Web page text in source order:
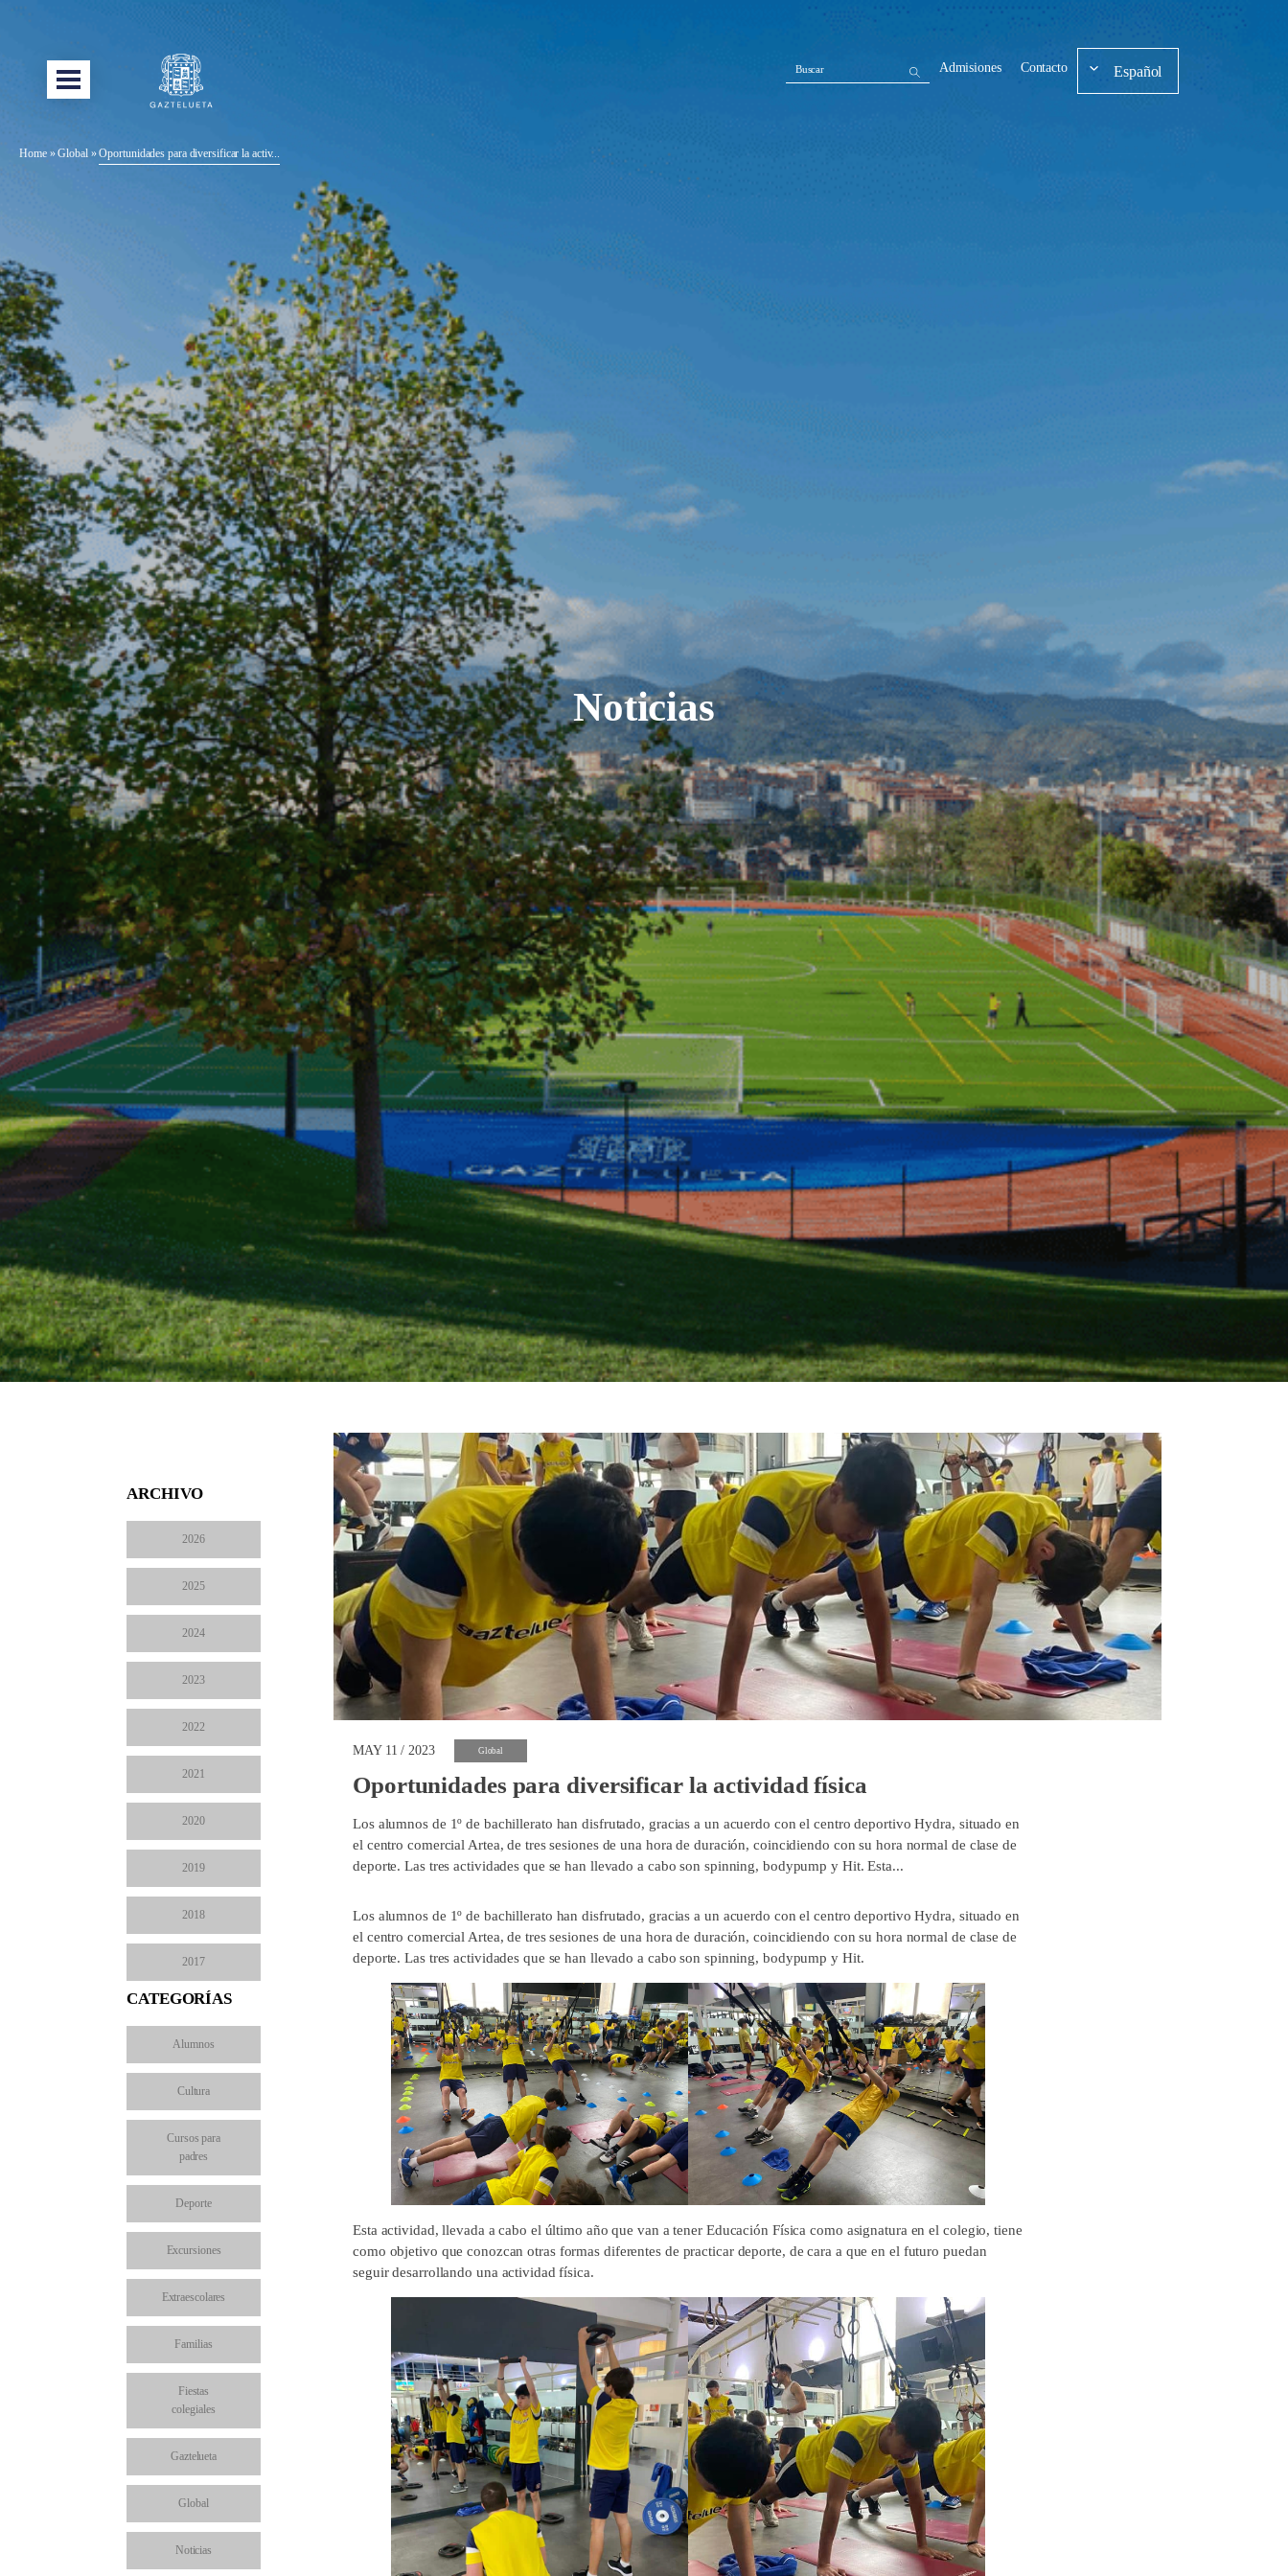
Home»Global»Oportunidades para diversificar la activ...
Buscar Admisiones Contacto Español
Noticias
ARCHIVO
2026
2025
2024
2023
2022
2021
2020
2019
2018
2017
CATEGORÍAS
Alumnos
Cultura
Cursos para
padres
Deporte
Excursiones
Extraescolares
Familias
Fiestas
colegiales
Gaztelueta
Global
Noticias
MAY 11 / 2023 Global
Oportunidades para diversificar la actividad física
Los alumnos de 1º de bachillerato han disfrutado, gracias a un acuerdo con el centro deportivo Hydra, situado en
el centro comercial Artea, de tres sesiones de una hora de duración, coincidiendo con su hora normal de clase de
deporte. Las tres actividades que se han llevado a cabo son spinning, bodypump y Hit. Esta...
Los alumnos de 1º de bachillerato han disfrutado, gracias a un acuerdo con el centro deportivo Hydra, situado en
el centro comercial Artea, de tres sesiones de una hora de duración, coincidiendo con su hora normal de clase de
deporte. Las tres actividades que se han llevado a cabo son spinning, bodypump y Hit.
Esta actividad, llevada a cabo el último año que van a tener Educación Física como asignatura en el colegio, tiene
como objetivo que conozcan otras formas diferentes de practicar deporte, de cara a que en el futuro puedan
seguir desarrollando una actividad física.